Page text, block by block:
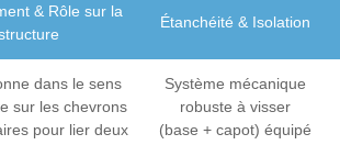
& Rôle sur la
Étanchéité & Isolation
dans le sens
sur les chevrons
pour lier deux
Système mécanique
robuste à visser
(base + capot) équipé